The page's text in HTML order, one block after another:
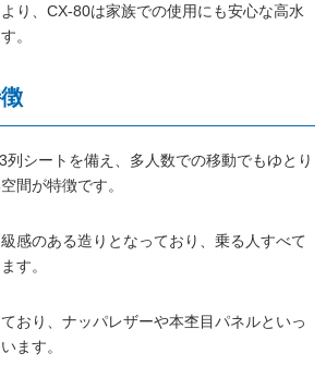
り、CX-80は家族での使用にも安心な高水
。
シートを備え、多人数での移動でもゆとり
間が特徴です。
感のある造りとなっており、乗る人すべて
す。
おり、ナッパレザーや本杢目パネルといっ
ます。